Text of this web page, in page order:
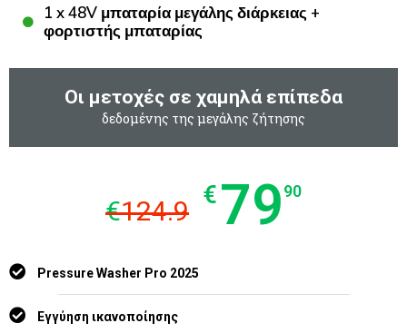
1 x 48V μπαταρία μεγάλης διάρκειας +
φορτιστής μπαταρίας
Οι μετοχές σε χαμηλά επίπεδα
δεδομένης της μεγάλης ζήτησης
€124.9 €7990
Pressure Washer Pro 2025
Εγγύηση ικανοποίησης